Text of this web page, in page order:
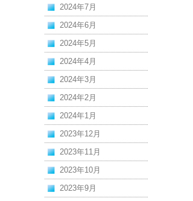
2024年7月
2024年6月
2024年5月
2024年4月
2024年3月
2024年2月
2024年1月
2023年12月
2023年11月
2023年10月
2023年9月